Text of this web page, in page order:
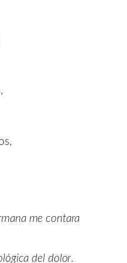
me contara
del dolor.